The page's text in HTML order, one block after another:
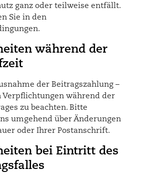
ganz oder teilweise entfällt.
Sie in den
während der
der Beitragszahlung –
Verpflichtungen während der
zu beachten. Bitte
umgehend über Änderungen
oder Ihrer Postanschrift.
bei Eintritt des